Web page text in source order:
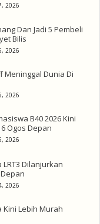
2026
Dan Jadi 5 Pembeli
Bilis
2026
Meninggal Dunia Di
2026
B40 2026 Kini
Ogos Depan
2026
Dilanjurkan
2026
Kini Lebih Murah